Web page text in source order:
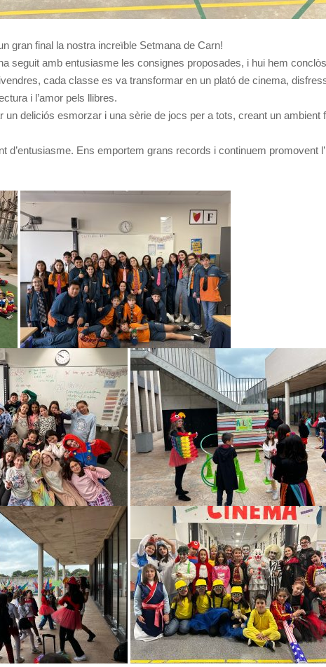
gran final la nostra increïble Setmana de Carn!
seguit amb entusiasme les consignes proposades, i hui hem
cada classe es va transformar en un plató de cinema,
i l’amor pels llibres.
un deliciós esmorzar i una sèrie de jocs per a tots, creant un ambient
d’entusiasme. Ens emportem grans records i continuem promovent